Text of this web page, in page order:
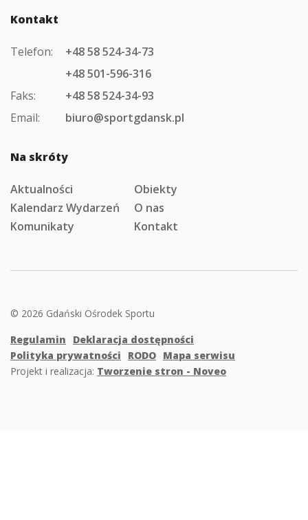
Kontakt
Telefon:
+48 58 524-34-73
+48 501-596-316
Faks:
+48 58 524-34-93
Email:
biuro@sportgdansk.pl
Na skróty
Aktualności
Obiekty
Kalendarz Wydarzeń
O nas
Komunikaty
Kontakt
© 2026 Gdański Ośrodek Sportu
Regulamin
Deklaracja dostępności
Polityka prywatności
RODO Mapa serwisu
Projekt i realizacja: Tworzenie stron - Noveo